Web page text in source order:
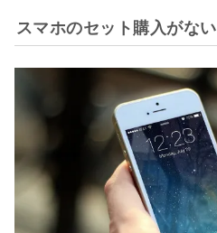
スマホのセット購入がない